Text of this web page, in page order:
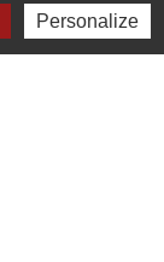
Personalize